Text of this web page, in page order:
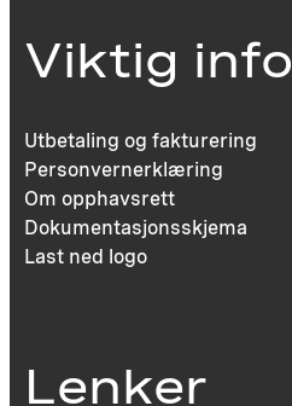
Viktig info
Utbetaling og fakturering
Personvernerklæring
Om opphavsrett
Dokumentasjonsskjema
Last ned logo
Lenker